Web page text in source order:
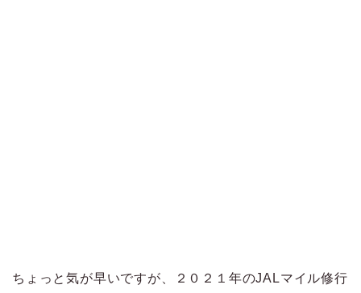
ちょっと気が早いですが、２０２１年のJALマイル修行